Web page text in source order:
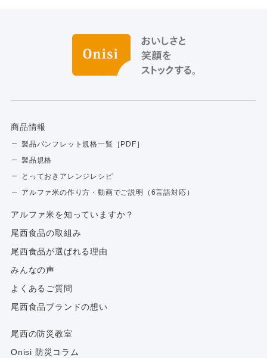
商品情報
製品パンフレット規格一覧［PDF］
製品規格
とっておきアレンジレシピ
アルファ米の作り方・動画でご説明（6言語対応）
アルファ⽶を知っていますか？
尾西食品の取組み
尾西食品が選ばれる理由
みんなの声
よくあるご質問
尾西食品ブランドの想い
尾西の防災教室
Onisi 防災コラム